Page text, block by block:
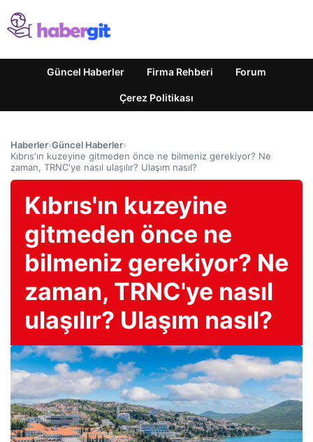
Güncel Haberler Firma Rehberi Forum
Çerez Politikası
Haberler›Güncel Haberler›
Kıbrıs'ın kuzeyine gitmeden önce ne bilmeniz gerekiyor? Ne
zaman, TRNC'ye nasıl ulaşılır? Ulaşım nasıl?
Kıbrıs'ın kuzeyine
gitmeden önce ne
bilmeniz gerekiyor? Ne
zaman, TRNC'ye nasıl
ulaşılır? Ulaşım nasıl?